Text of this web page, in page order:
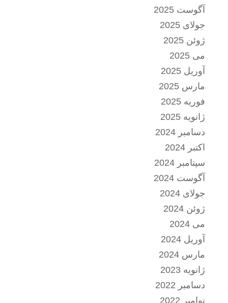
آگوست 2025
جولای 2025
ژوئن 2025
می 2025
آوریل 2025
مارس 2025
فوریه 2025
ژانویه 2025
دسامبر 2024
اکتبر 2024
سپتامبر 2024
آگوست 2024
جولای 2024
ژوئن 2024
می 2024
آوریل 2024
مارس 2024
ژانویه 2023
دسامبر 2022
نوامبر 2022